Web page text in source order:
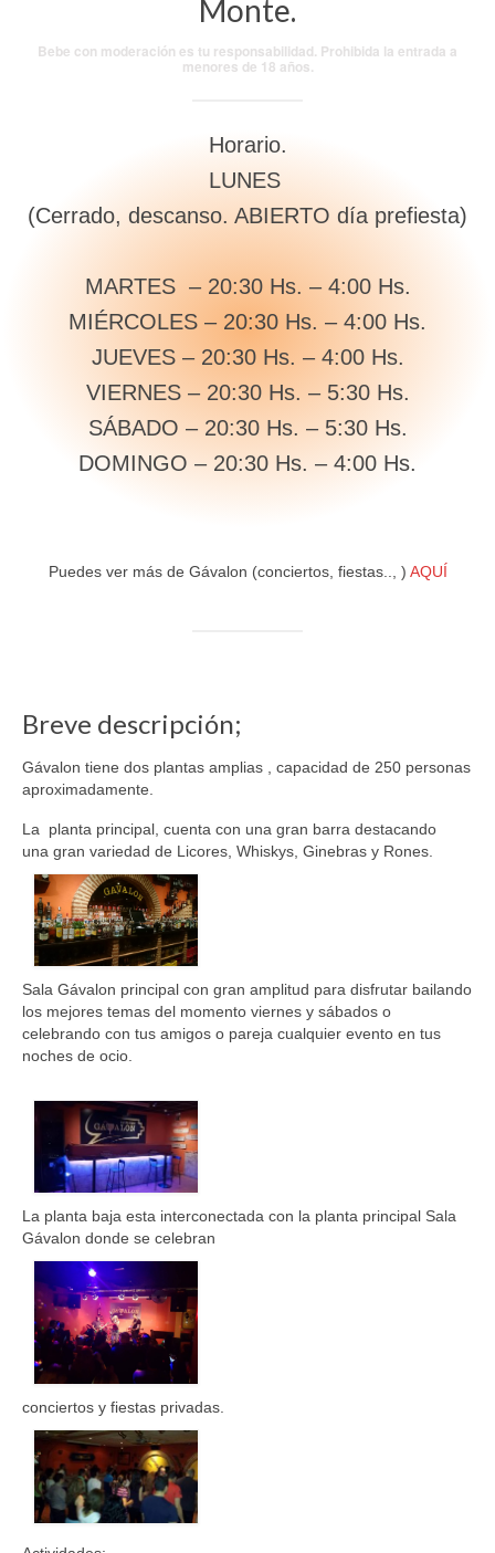
Monte.
Bebe con moderación es tu responsabilidad. Prohibida la entrada a
menores de 18 años.
Horario.
LUNES
(Cerrado, descanso. ABIERTO día prefiesta)
MARTES – 20:30 Hs. – 4:00 Hs.
MIÉRCOLES – 20:30 Hs. – 4:00 Hs.
JUEVES – 20:30 Hs. – 4:00 Hs.
VIERNES – 20:30 Hs. – 5:30 Hs.
SÁBADO – 20:30 Hs. – 5:30 Hs.
DOMINGO – 20:30 Hs. – 4:00 Hs.
Puedes ver más de Gávalon (conciertos, fiestas.., ) AQUÍ
Breve descripción;
Gávalon tiene dos plantas amplias , capacidad de 250 personas
aproximadamente.
La planta principal, cuenta con una gran barra destacando
una gran variedad de Licores, Whiskys, Ginebras y Rones.
Sala Gávalon principal con gran amplitud para disfrutar bailando
los mejores temas del momento viernes y sábados o
celebrando con tus amigos o pareja cualquier evento en tus
noches de ocio.
La planta baja esta interconectada con la planta principal Sala
Gávalon donde se celebran
conciertos y fiestas privadas.